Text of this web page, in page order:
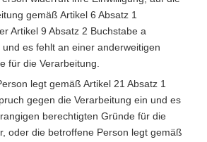
gemäß Artikel 6 Absatz 1
Artikel 9 Absatz 2 Buchstabe a
und es fehlt an einer anderweitigen
für die Verarbeitung.
legt gemäß Artikel 21 Absatz 1
gegen die Verarbeitung ein und es
berechtigten Gründe für die
oder die betroffene Person legt gemäß